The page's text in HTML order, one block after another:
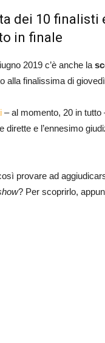
dei 10 finalisti
in finale
2019 c’è anche la
alla finalissima di
– al momento, 20 in tutto
e l’ennesimo
provare ad
? Per scoprirlo,